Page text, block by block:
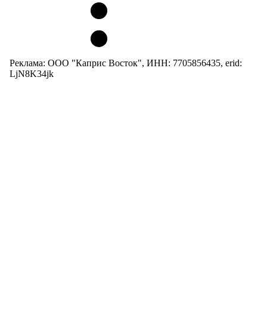
Реклама: ООО "Каприс Восток", ИНН: 7705856435, erid:
LjN8K34jk